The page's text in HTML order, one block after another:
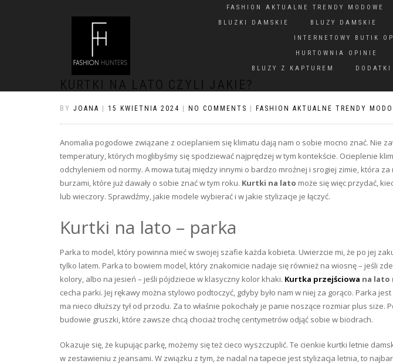
FASHION AKTUALNE TRENDY MODOWE
BLUZKI DAMSKIE
BLUZY DAMSKIE
INTERNETOWY BUTIK
HURTOWNIA OPINIE
BLUZY Z KAPTUREM
DODATKI
KURTKI NA LATO CZYLI JAKIE?
BY JOANA 15 KWIETNIA 2024 NO COMMENTS FASHION AKTUALNE TRENDY
Anomalia pogodowe związane z ocieplaniem się klimatu dają nam o sobie mocno znać. Nie
temperatury, których moglibyśmy się spodziewać najprędzej w tym kontekście. Ocieplenie
odchyleniem od normy. A mowa tutaj między innymi o bardzo mroźnej i srogiej zimie, która za
burzami, które już dawały o sobie znać w tym roku. Kurtki na lato może się więc przydać,
lub wieczory. Sprawdźmy, jakie modele wybierać i w jakie stylizacje je łączyć.
Kurtki na lato – parka
Parka to model, który powinna mieć w swojej szafie każda kobieta. Uwierzcie mi, że po jej
tylko latem. Parka to bowiem model, który znakomicie nadaje się również na wiosnę – jeśli
kolory, albo na jesień – jeśli pójdziecie w klasyczny kolor khaki. Kurtka przejściowa na lato
cecha parki. Jej rękawy można stylowo podtoczyć, gdyby było nam w niej za gorąco. Parka
ma nieco dłuższy tył od przodu. Za to właśnie pokochały je panie noszące rozmiar plus size.
budowie gruszki, które zawsze chcą chociaż trochę centymetrów odjąć sobie w biodrach.
Okazuje się, że kupując parkę, możemy się też cieco wyszczuplić. Te cienkie kurtki letnie
w zestawieniu z jeansami. W związku z tym, że nadal na tapecie jest stylizacja letnia, to